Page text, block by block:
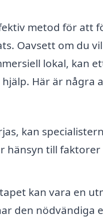
metod för att
Oavsett om du
lokal, kan
Här är några
kan
hänsyn till
kan vara en
den nödvändiga